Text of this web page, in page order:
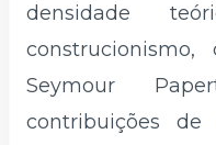
densidade
Seymour
contribuições de